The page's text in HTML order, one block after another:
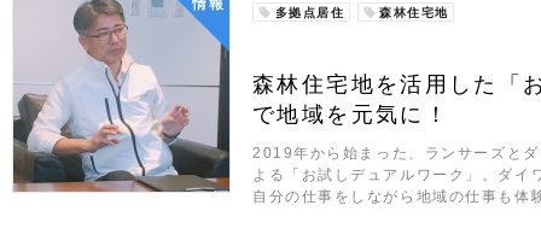
情報
多拠点居住
森林住宅地
森林住宅地を活用した「
で地域を元気に！
2019年から始まった、ランサーズと
よる「お試しデュアルワーク」。ダイ
自分の仕事をしながら地域の仕事も